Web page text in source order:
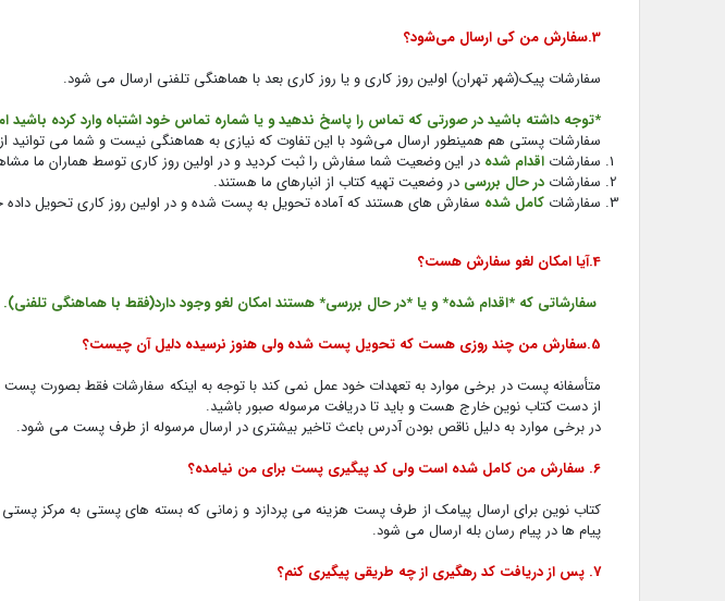
3.سفارش من کی ارسال می‌شود؟
سفارشات پیک(شهر تهران) اولین روز کاری و یا روز کاری بعد با هماهنگی تلفنی ارسال می شود.
*توجه داشته باشید در صورتی که تماس را پاسخ ندهید و یا شماره تماس خود اشتباه وارد کرده باشید
سفارشات پستی هم همینطور ارسال می‌شود با این تفاوت که نیازی به هماهنگی نیست و شما می توانید
سفارشات اقدام شده در این وضعیت شما سفارش را ثبت کردید و در اولین روز کاری توسط هماران ما
سفارشات در حال بررسی در وضعیت تهیه کتاب از انبارهای ما هستند.
سفارشات کامل شده سفارش های هستند که آماده تحویل به پست شده و در اولین روز کاری تحویل داده
4.آیا امکان لغو سفارش هست؟
سفارشاتی که *اقدام شده* و یا *در حال بررسی* هستند امکان لغو وجود دارد(فقط با هماهنگی تلفنی).
5.سفارش من چند روزی هست که تحویل پست شده ولی هنوز نرسیده دلیل آن چیست؟
متأسفانه پست در برخی موارد به تعهدات خود عمل نمی کند با توجه به اینکه سفارشات فقط بصورت پست پیشتاز ارسال می شود که
از دست کتاب نوین خارج هست و باید تا دریافت مرسوله صبور باشید.
در برخی موارد به دلیل ناقص بودن آدرس باعث تاخیر بیشتری در ارسال مرسوله از طرف پست می شود.
6. سفارش من کامل شده است ولی کد پیگیری پست برای من نیامده؟
کتاب نوین برای ارسال پیامک از طرف پست هزینه می پردازد و زمانی که بسته های پستی به مرکز
پیام ها در پیام رسان بله ارسال می شود.
7. پس از دریافت کد رهگیری از چه طریقی پیگیری کنم؟